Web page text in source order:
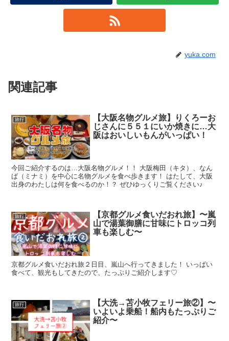
yuka.com
関連記事
旅行
【大阪名物グルメ旅】りくろーお
じさんに５５１にいか焼きに…大
阪はおいしいもんがいっぱい！
今回ご紹介するのは…大阪名物グルメ！！ 大阪梅田（キタ）、なん
ば（ミナミ）を中心に名物グルメを食べ歩きます！ はたして、大阪
出身のわたしは何を食べるのか！？ ぜひゆっくりご覧ください♪
旅行
【京都グルメ食いだおれ旅】〜嵐
山で湯葉御膳に甘味にトロッコ列
車も楽しむ〜
京都グルメ食いだおれ旅２日目、嵐山へ行ってきました！ いっぱい
食べて、観光もしてきたので、たっぷりご紹介します♡
旅行
【大洗→苫小牧フェリー旅②】〜
いよいよ乗船！船内もたっぷりご
紹介〜